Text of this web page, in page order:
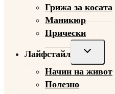
Грижа за косата
Маникюр
Прически
Лайфстайл
Toggle
menu
Начин на живот
Полезно